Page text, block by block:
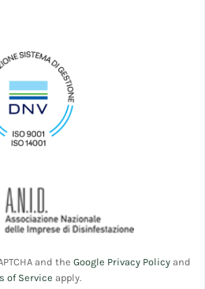
and the Google Privacy Policyand
of Service apply.